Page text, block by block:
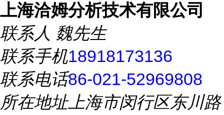
上海洽姆分析技术有限公司
联系人 魏先生
联系手机18918173136
联系电话86-021-52969808
所在地址上海市闵行区东川路